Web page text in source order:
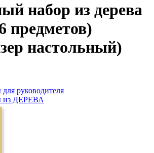
набор из дерева
предметов)
настольный)
руководителя
из ДЕРЕВА